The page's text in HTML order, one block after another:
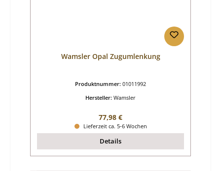
Wamsler Opal Zugumlenkung
Produktnummer: 01011992
Hersteller: Wamsler
Regulärer Preis:
77,98 €
Lieferzeit ca. 5-6 Wochen
Details